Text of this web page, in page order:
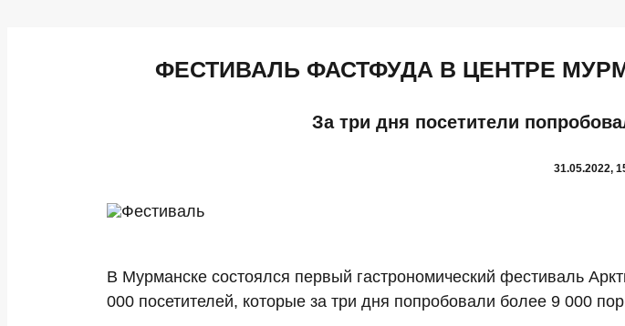
ФЕСТИВАЛЬ ФАСТФУДА В ЦЕНТРЕ
За три дня посетители
31.05.2022,
В Мурманске состоялся первый гастрономический фестиваль
000 посетителей, которые за три дня попробовали более 9 000